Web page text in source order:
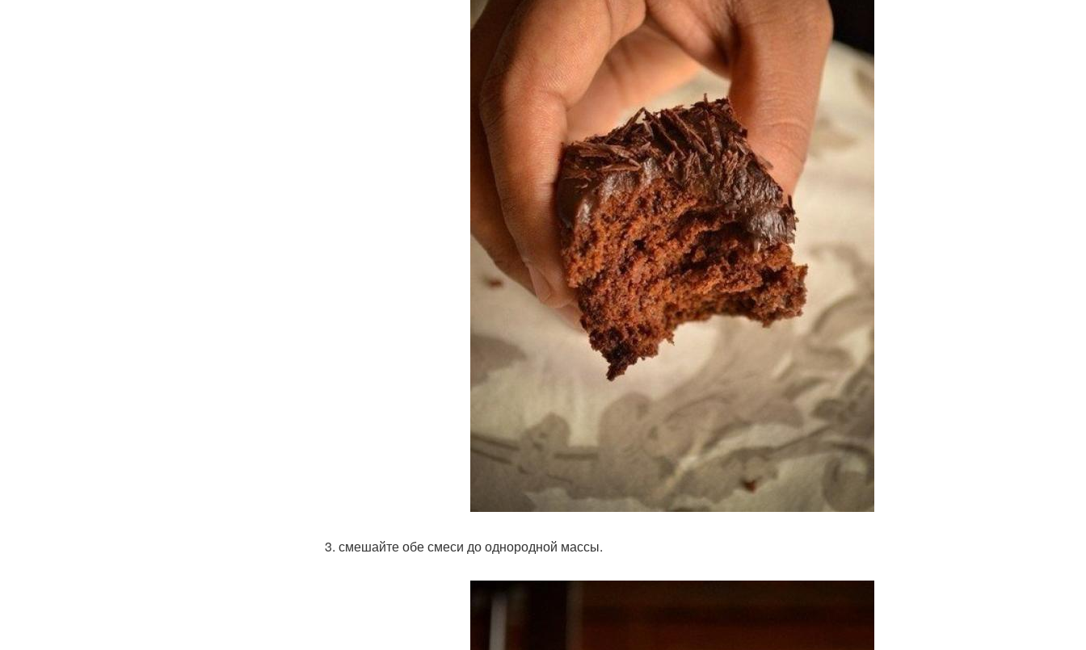
3. смешайте обе смеси до однородной массы.